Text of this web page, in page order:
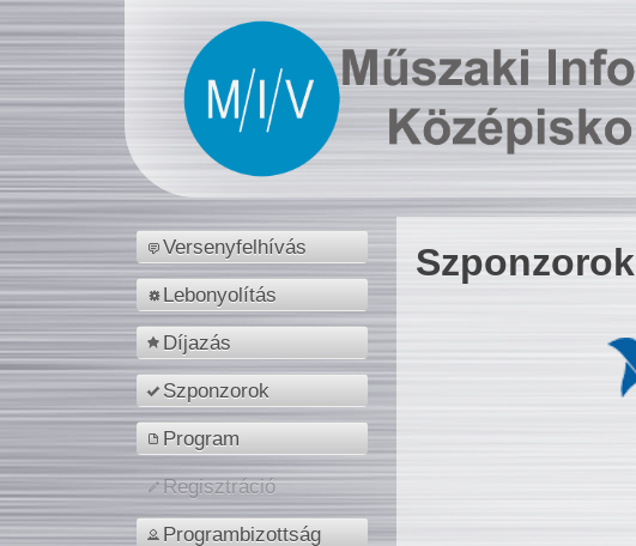
Versenyfelhívás
Lebonyolítás
Díjazás
Szponzorok
Program
Regisztráció
Programbizottság
Szponzorok